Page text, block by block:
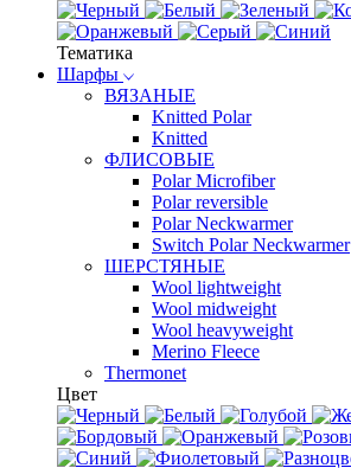
Тематика
Шарфы
ВЯЗАНЫЕ
Knitted Polar
Knitted
ФЛИСОВЫЕ
Polar Microfiber
Polar reversible
Polar Neckwarmer
Switch Polar Neckwarmer
ШЕРСТЯНЫЕ
Wool lightweight
Wool midweight
Wool heavyweight
Merino Fleece
Thermonet
Цвет